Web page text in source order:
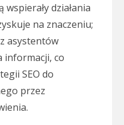
działania
na znaczeniu;
asystentów
informacji, co
SEO do
przez